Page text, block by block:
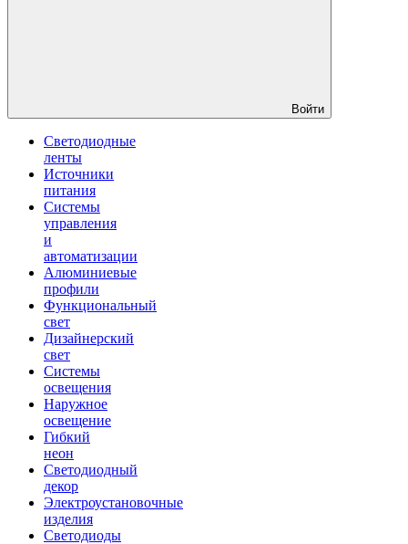
Войти
Светодиодные
ленты
Источники
питания
Системы
управления
и
автоматизации
Алюминиевые
профили
Функциональный
свет
Дизайнерский
свет
Системы
освещения
Наружное
освещение
Гибкий
неон
Светодиодный
декор
Электроустановочные
изделия
Светодиоды